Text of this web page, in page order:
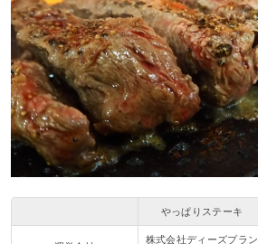
やっぱりステーキ
株式会社ディーズプラン